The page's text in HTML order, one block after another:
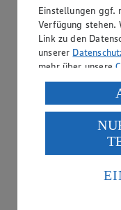
Dieses Mal im
Abenteuer!
Jetzt entdecken
Einstellungen ggf.
Verfügung stehen.
Link zu den
unserer
mehr über unsere
Verarbeitung
USA durch
Wenn du auf
des Art. 49 Abs. 1
Daten in den
die USA als Land
Standards nicht
Es besteht das